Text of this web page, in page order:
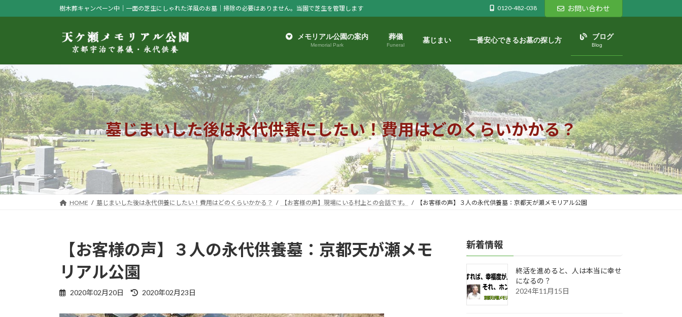
ン
へ
ス
キ
ッ
プ
ビ
ョ
ン
に
移
動
樹木葬キャンペーン中｜一面の芝生にしゃれた洋風のお墓｜掃除の必要はありません。当園で芝生を管理します 0120-482-038 お問い合わせ
メモリアル公園の案内
Memorial Park
葬儀
Funeral
墓じまい 一番安心できるお墓の探し方 ブログ
Blog
墓じまいした後は永代供養にしたい！費用はどのくらいかかる？
HOME 墓じまいした後は永代供養にしたい！費用はどのくらいかかる？ 【お客様の声】現場にいる村上との会話です。 【お客様の声】３人の永代供養墓：京都天が瀬メモリアル公園
【お客様の声】３人の永代供養墓：京都天が瀬メモ
リアル公園
2020年02月20日
最
更
2020年02月23日
新着情報
終活を進めると、人は本当に幸せ
になるの？
2024年11月15日